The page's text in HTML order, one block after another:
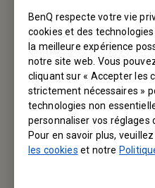
BenQ respecte votre vie
cookies et des
la meilleure expérience
notre site web. Vous
cliquant sur « Accepter les
strictement nécessaires »
technologies non
personnaliser vos réglages
Pour en savoir plus,
les cookies et notre
BenQ America Corp.
3200 Park Center Drive, Suite